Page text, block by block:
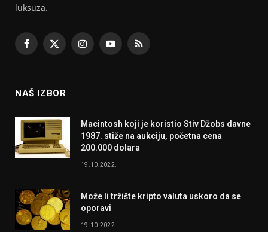
luksuza.
Facebook
X
InstagramYouTubeRSS
NAŠ IZBOR
Macintosh koji je koristio Stiv Džobs davne
1987. stiže na aukciju, početna cena
200.000 dolara
19.10.2022.
Može li tržište kripto valuta uskoro da se
oporavi
19.10.2022.